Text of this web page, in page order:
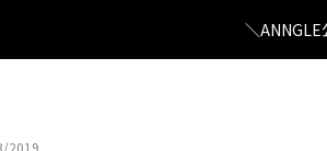
＼
2019